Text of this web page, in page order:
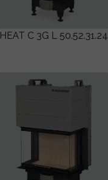
HEAT C 3G L 50.52.31.24